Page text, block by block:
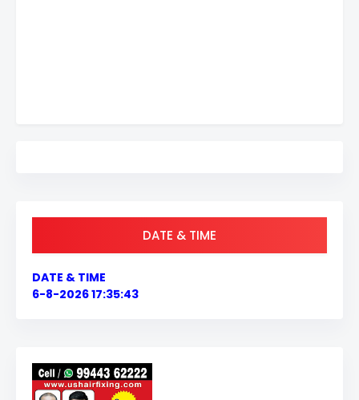
DATE & TIME
DATE & TIME
6-8-2026 17:35:43